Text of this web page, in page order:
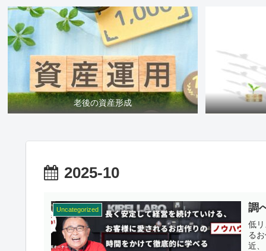
老後の資産形成
2025-10
Uncategorized 調
低
る
近